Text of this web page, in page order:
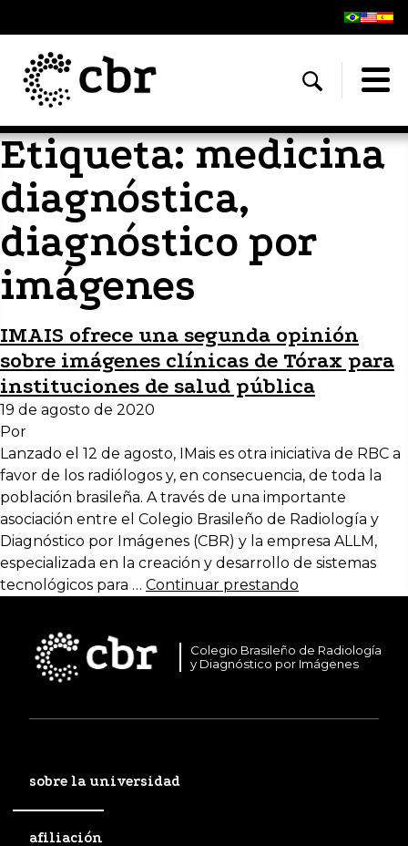
Etiqueta:medicina
diagnóstica,
diagnóstico por
imágenes
IMAIS ofrece una segunda opinión
sobre imágenes clínicas de Tórax para
instituciones de salud pública
19 de agosto de 2020
Por
Lanzado el 12 de agosto, IMais es otra iniciativa de RBC a
favor de los radiólogos y, en consecuencia, de toda la
población brasileña. A través de una importante
asociación entre el Colegio Brasileño de Radiología y
Diagnóstico por Imágenes (CBR) y la empresa ALLM,
especializada en la creación y desarrollo de sistemas
tecnológicos para … Continuar prestando
Colegio Brasileño de Radiología
y Diagnóstico por Imágenes
sobre la universidad
afiliación